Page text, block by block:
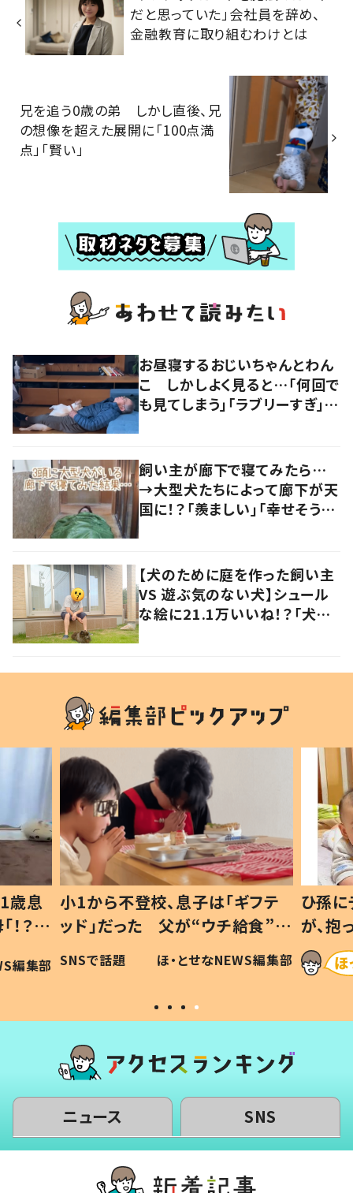
だと思っていた」会社員を辞め、
金融教育に取り組むわけとは
兄を追う0歳の弟 しかし直後、兄
の想像を超えた展開に「100点満
点」「賢い」
お昼寝するおじいちゃんとわん
こ しかしよく見ると…「何回で
も見てしまう」「ラブリーすぎ」の
飼い主が廊下で寝てみたら…
→大型犬たちによって廊下が天
国に！？「羨ましい」「幸せそう」
【犬のために庭を作った飼い主
VS 遊ぶ気のない犬】シュール
な絵に21.1万いいね！？「犬の
歳息
？」
編集部
小1から不登校、息子は「ギフテ
ッド」だった 父が“ウチ給食”を
作り続ける理由とは #令和の親
#令和の子
SNSで話題 ほ・とせなNEWS編集部
ひ孫
が、
「涙が
い」
ニュース SNS